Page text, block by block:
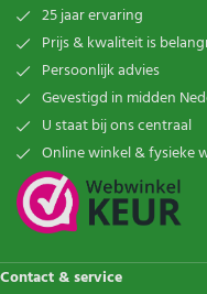
25 jaar ervaring
Prijs & kwaliteit is
Persoonlijk advies
Gevestigd in midden
U staat bij ons centraal
Online winkel & fysieke
Contact & service